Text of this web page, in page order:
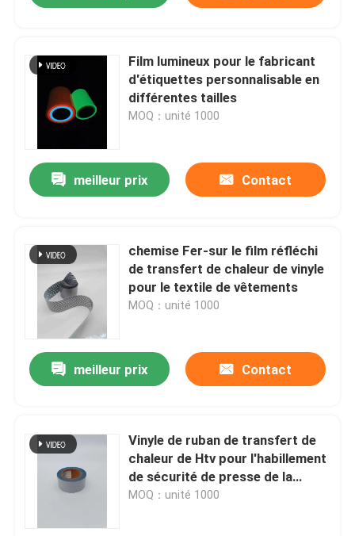
Film lumineux pour le fabricant
d'étiquettes personnalisable en
différentes tailles
MOQ：unité 1000
meilleur prix Contact
chemise Fer-sur le film réfléchi
de transfert de chaleur de vinyle
pour le textile de vêtements
MOQ：unité 1000
meilleur prix Contact
Vinyle de ruban de transfert de
chaleur de Htv pour l'habillement
de sécurité de presse de la
chaleur
MOQ：unité 1000